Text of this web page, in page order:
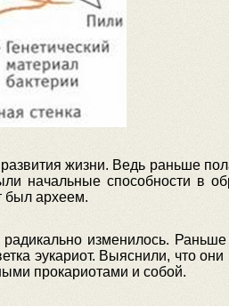
жизни. Ведь раньше
начальные способности в
был археем.
изменилось.
эукариот. Выяснили, что
прокариотами и собой.